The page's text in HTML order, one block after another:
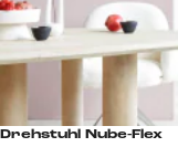
Drehstuhl Nube-Flex